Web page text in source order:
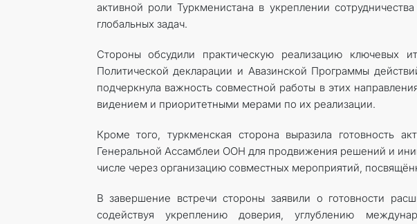
активной роли Туркменистана в укреплении
глобальных задач.
Стороны обсудили практическую реализацию ключевых
Политической декларации и Авазинской Программы
подчеркнула важность совместной работы в этих
видением и приоритетными мерами по их реализации.
Кроме того, туркменская сторона выразила готовность
Генеральной Ассамблеи ООН для продвижения решений и
числе через организацию совместных мероприятий,
В завершение встречи стороны заявили о готовности
содействуя укреплению доверия, углублению